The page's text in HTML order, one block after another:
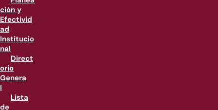
ción y
Efectivid
ad
Institucio
nal
Direct
orio
Genera
l
Lista
de